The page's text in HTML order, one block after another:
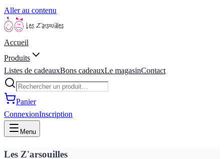
Aller au contenu
Accueil
Produits
Listes de cadeauxBons cadeauxLe magasinContact
Panier
ConnexionInscription
Menu
Les Z'arsouilles